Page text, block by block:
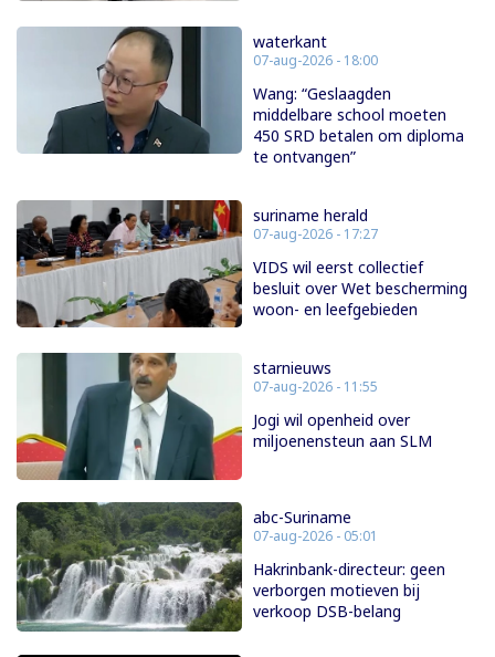
waterkant
07-aug-2026 - 18:00
Wang: “Geslaagden
middelbare school moeten
450 SRD betalen om diploma
te ontvangen”
suriname herald
07-aug-2026 - 17:27
VIDS wil eerst collectief
besluit over Wet bescherming
woon- en leefgebieden
starnieuws
07-aug-2026 - 11:55
Jogi wil openheid over
miljoenensteun aan SLM
abc-Suriname
07-aug-2026 - 05:01
Hakrinbank-directeur: geen
verborgen motieven bij
verkoop DSB-belang